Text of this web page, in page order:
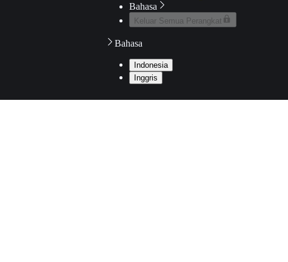
Bahasa
Keluar Semua Perangkat
Bahasa
Indonesia
Inggris